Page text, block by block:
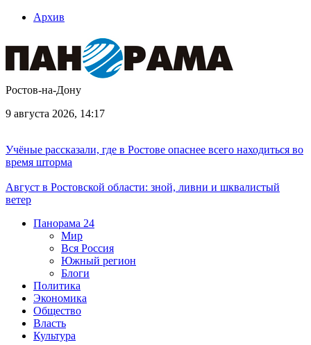
Архив
Ростов-на-Дону
9 августа 2026, 14:17
Учёные рассказали, где в Ростове опаснее всего находиться во
время шторма
Август в Ростовской области: зной, ливни и шквалистый
ветер
Панорама 24
Мир
Вся Россия
Южный регион
Блоги
Политика
Экономика
Общество
Власть
Культура